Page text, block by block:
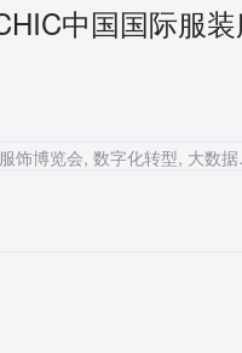
中国国际服装
知衣科技, AI科技公